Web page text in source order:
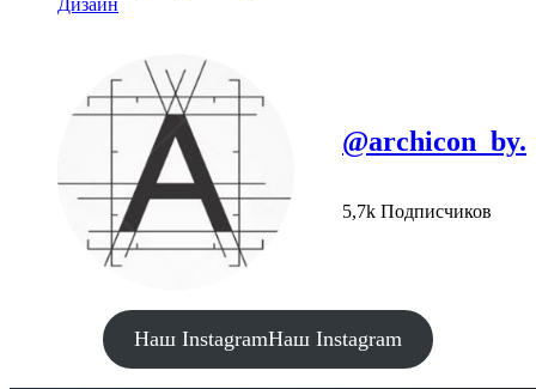
@archicon_by.
5,7k Подписчиков
Наш InstagramНаш Instagram